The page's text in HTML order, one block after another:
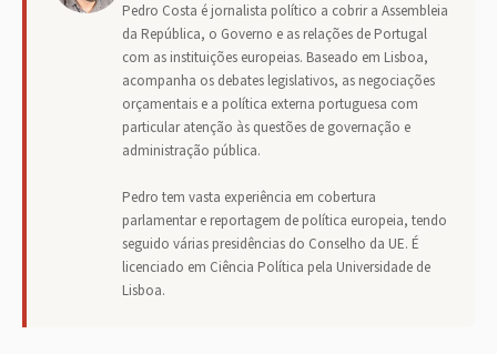
Pedro Costa é jornalista político a cobrir a Assembleia
da República, o Governo e as relações de Portugal
com as instituições europeias. Baseado em Lisboa,
acompanha os debates legislativos, as negociações
orçamentais e a política externa portuguesa com
particular atenção às questões de governação e
administração pública.
Pedro tem vasta experiência em cobertura
parlamentar e reportagem de política europeia, tendo
seguido várias presidências do Conselho da UE. É
licenciado em Ciência Política pela Universidade de
Lisboa.